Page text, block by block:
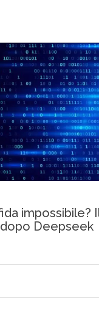
impossibile?
Deepseek